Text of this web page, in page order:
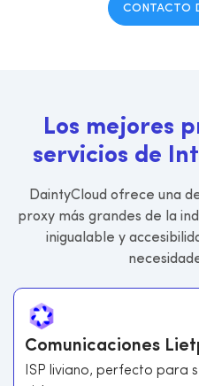
CONTACTO
Los mejores p
servicios de Int
DaintyCloud ofrece una
proxy más grandes de la
inigualable y
Comunicaciones
ISP liviano, perfecto para